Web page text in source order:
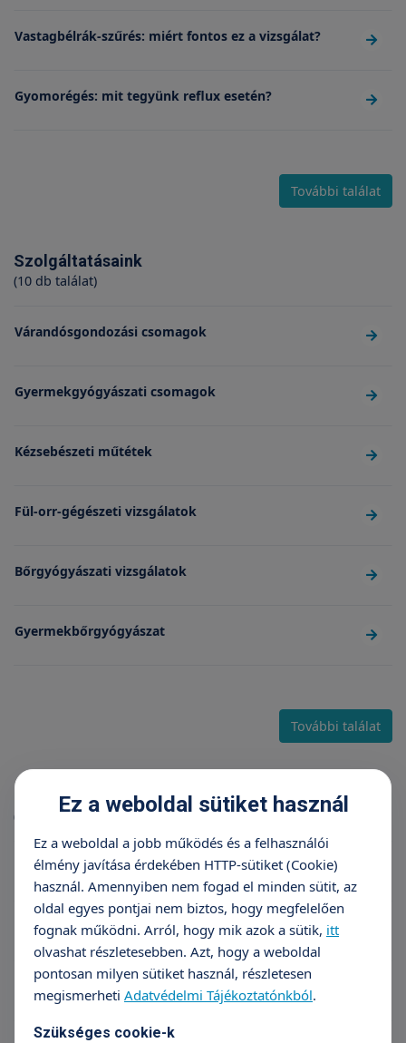
Vastagbélrák-szűrés: miért fontos ez a vizsgálat?
Gyomorégés: mit tegyünk reflux esetén?
További találat
Szolgáltatásaink
(10 db találat)
Várandósgondozási csomagok
Gyermekgyógyászati csomagok
Kézsebészeti műtétek
Fül-orr-gégészeti vizsgálatok
Bőrgyógyászati vizsgálatok
Gyermekbőrgyógyászat
További találat
Karrier
(10 db találat)
Általános jelentkezés
Belgyógyász szakorvos Veszprém
Klinikai gyermek-szakpszichológus
Ez a weboldal sütiket használ
Ez a weboldal a jobb működés és a felhasználói
élmény javítása érdekében HTTP-sütiket (Cookie)
használ. Amennyiben nem fogad el minden sütit, az
oldal egyes pontjai nem biztos, hogy megfelelően
fognak működni. Arról, hogy mik azok a sütik, itt
olvashat részletesebben. Azt, hogy a weboldal
pontosan milyen sütiket használ, részletesen
megismerheti Adatvédelmi Tájékoztatónkból.
Szükséges cookie-k